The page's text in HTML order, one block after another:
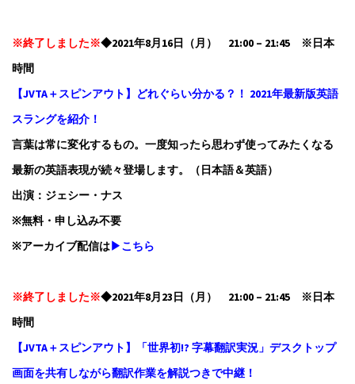
※終了しました※◆2021年8月16日（月） 21:00 – 21:45 ※日本
時間
【JVTA＋スピンアウト】どれぐらい分かる？！ 2021年最新版英語
スラングを紹介！
言葉は常に変化するもの。一度知ったら思わず使ってみたくなる
最新の英語表現が続々登場します。（日本語＆英語）
出演：ジェシー・ナス
※無料・申し込み不要
※アーカイブ配信は▶こちら
※終了しました※◆2021年8月23日（月） 21:00 – 21:45 ※日本
時間
【JVTA＋スピンアウト】「世界初!? 字幕翻訳実況」デスクトップ
画面を共有しながら翻訳作業を解説つきで中継！